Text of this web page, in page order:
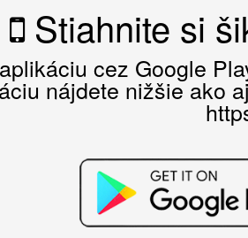
Stiahnite si
cez Google
nájdete nižšie ako